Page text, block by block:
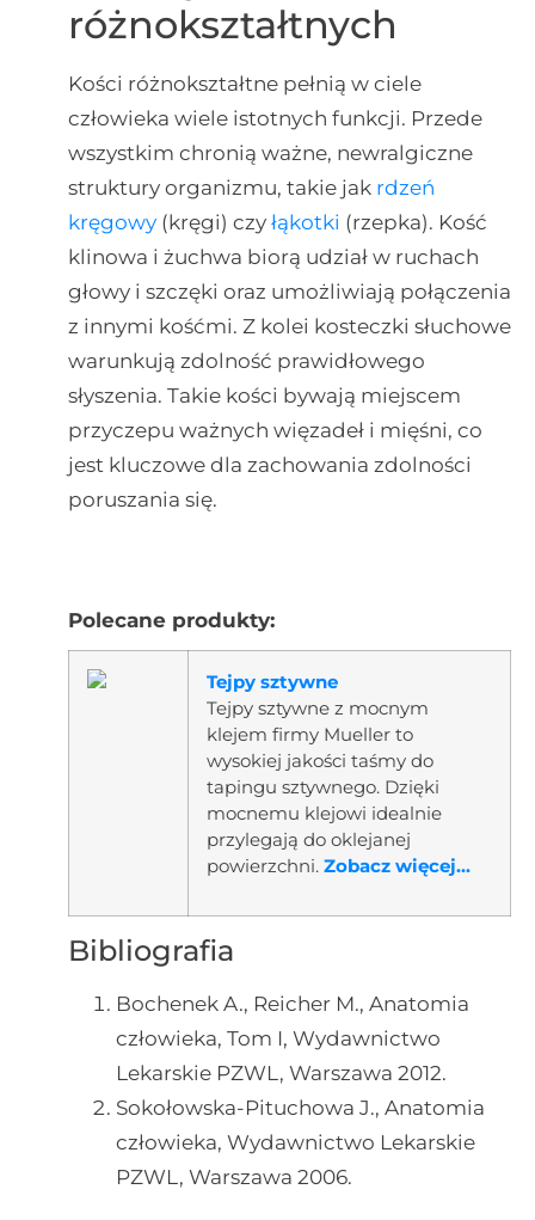
różnokształtnych
Kości różnokształtne pełnią w ciele
człowieka wiele istotnych funkcji. Przede
wszystkim chronią ważne, newralgiczne
struktury organizmu, takie jak rdzeń
kręgowy(kręgi) czy łąkotki (rzepka). Kość
klinowa i żuchwa biorą udział w ruchach
głowy i szczęki oraz umożliwiają połączenia
z innymi kośćmi. Z kolei kosteczki słuchowe
warunkują zdolność prawidłowego
słyszenia. Takie kości bywają miejscem
przyczepu ważnych więzadeł i mięśni, co
jest kluczowe dla zachowania zdolności
poruszania się.
Polecane produkty:
Tejpy sztywne
Tejpy sztywne z mocnym
klejem firmy Mueller to
wysokiej jakości taśmy do
tapingu sztywnego. Dzięki
mocnemu klejowi idealnie
przylegają do oklejanej
powierzchni. Zobacz więcej...
Bibliografia
Bochenek A., Reicher M., Anatomia
człowieka, Tom I, Wydawnictwo
Lekarskie PZWL, Warszawa 2012.
Sokołowska-Pituchowa J., Anatomia
człowieka, Wydawnictwo Lekarskie
PZWL, Warszawa 2006.